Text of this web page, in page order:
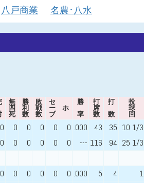
八戸商業 名農･八水
無
四
死
勝
利
数
敗
戦
数
セ
ー
ブ
ホ
勝
率
打
席
数
打
数
投
球
回
0 0 0 0 0 0 .000 43 35 10 1/3
0 0 0 0 0 0 --- 116 94 25 1/3
0 0 0 0 0 0 .000 5 4 1